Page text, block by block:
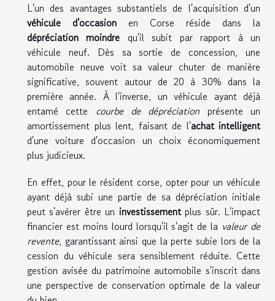
L'un des avantages substantiels de l'acquisition d'un
véhicule d'occasion en Corse réside dans la
dépréciation moindre qu'il subit par rapport à un
véhicule neuf. Dès sa sortie de concession, une
automobile neuve voit sa valeur chuter de manière
significative, souvent autour de 20 à 30% dans la
première année. À l'inverse, un véhicule ayant déjà
entamé cette courbe de dépréciation présente un
amortissement plus lent, faisant de l'achat intelligent
d'une voiture d'occasion un choix économiquement
plus judicieux.
En effet, pour le résident corse, opter pour un véhicule
ayant déjà subi une partie de sa dépréciation initiale
peut s'avérer être un investissementplus sûr. L'impact
financier est moins lourd lorsqu'il s'agit de la valeur de
revente, garantissant ainsi que la perte subie lors de la
cession du véhicule sera sensiblement réduite. Cette
gestion avisée du patrimoine automobile s'inscrit dans
une perspective de conservation optimale de la valeur